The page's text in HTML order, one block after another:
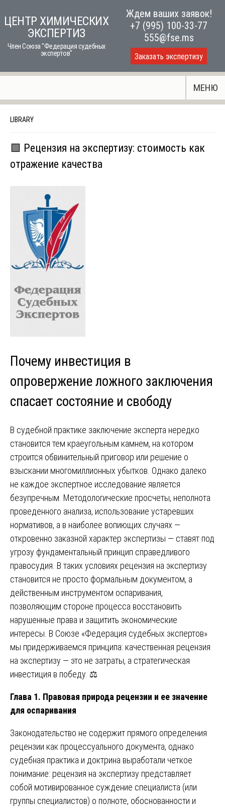
toЦЕНТР ХИМИЧЕСКИХ
ЭКСПЕРТИЗ
Член Союза "Федерация судебных
экспертов"
Ждем ваших заявок!
+7 (995) 100-33-77
555@fse.ms
Заказать экспертизу
МЕНЮ
LIBRARY
🟩 Рецензия на экспертизу: стоимость как
отражение качества
Почему инвестиция в
опровержение ложного заключения
спасает состояние и свободу
В судебной практике заключение эксперта нередко
становится тем краеугольным камнем, на котором
строится обвинительный приговор или решение о
взыскании многомиллионных убытков. Однако далеко
не каждое экспертное исследование является
безупречным. Методологические просчеты, неполнота
проведенного анализа, использование устаревших
нормативов, а в наиболее вопиющих случаях —
откровенно заказной характер экспертизы — ставят под
угрозу фундаментальный принцип справедливого
правосудия. В таких условиях рецензия на экспертизу
становится не просто формальным документом, а
действенным инструментом оспаривания,
позволяющим стороне процесса восстановить
нарушенные права и защитить экономические
интересы. В Союзе «Федерация судебных экспертов»
мы придерживаемся принципа: качественная рецензия
на экспертизу — это не затраты, а стратегическая
инвестиция в победу. ⚖️
Глава 1. Правовая природа рецензии и ее значение
для оспаривания
Законодательство не содержит прямого определения
рецензии как процессуального документа, однако
судебная практика и доктрина выработали четкое
понимание: рецензия на экспертизу представляет
собой мотивированное суждение специалиста (или
группы специалистов) о полноте, обоснованности и